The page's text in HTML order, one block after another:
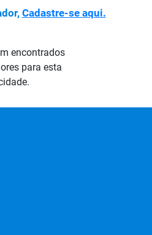
Cadastre-se aqui.
encontrados
para esta